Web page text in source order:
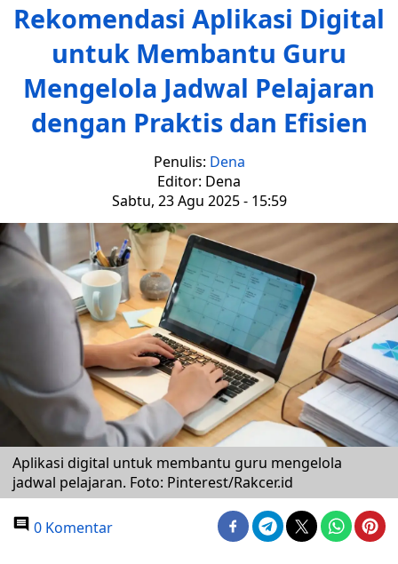
Rekomendasi Aplikasi Digital
untuk Membantu Guru
Mengelola Jadwal Pelajaran
dengan Praktis dan Efisien
Penulis: Dena
Editor: Dena
Sabtu, 23 Agu 2025 - 15:59
Aplikasi digital untuk membantu guru mengelola
jadwal pelajaran. Foto: Pinterest/Rakcer.id
0 Komentar